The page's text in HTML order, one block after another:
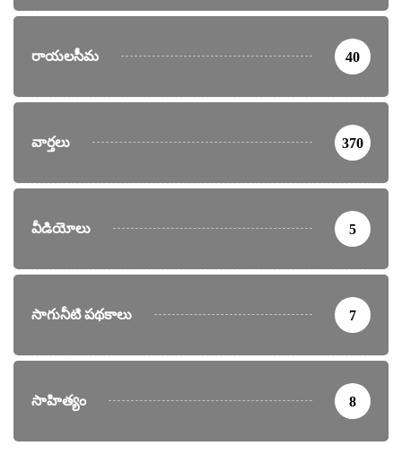
రాయలసీమ 40
వార్తలు 370
వీడియోలు 5
సాగునీటి పథకాలు 7
సాహిత్యం 8